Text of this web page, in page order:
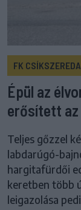
FK CSÍKSZEREDA
Épül az
erősített az
Teljes gőzzel
labdarúgó-
hargitafürdői
keretben több
leigazolása